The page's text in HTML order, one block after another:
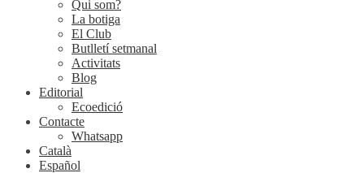
Qui som?
La botiga
El Club
Butlletí setmanal
Activitats
Blog
Editorial
Ecoedició
Contacte
Whatsapp
Català
Español